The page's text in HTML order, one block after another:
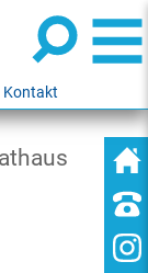
Kontakt